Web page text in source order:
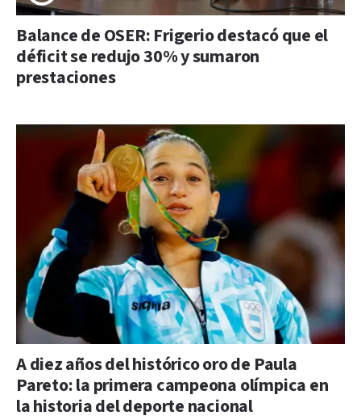
Balance de OSER: Frigerio destacó que el
déficit se redujo 30% y sumaron
prestaciones
A diez años del histórico oro de Paula
Pareto: la primera campeona olímpica en
la historia del deporte nacional